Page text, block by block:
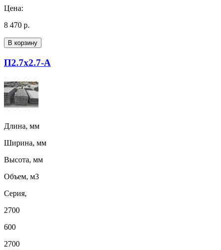
Цена:
8 470 р.
В корзину
П2.7х2.7-А
Длина, мм
Ширина, мм
Высота, мм
Объем, м3
Серия,
2700
600
2700